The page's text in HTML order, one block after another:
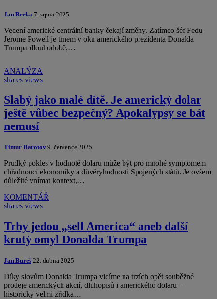
Jan Berka 7. srpna 2025
Vedení americké centrální banky čekají změny. Zatímco šéf Fedu
Jerome Powell je trnem v oku amerického prezidenta Donalda
Trumpa dlouhodobě,…
ANALÝZA
shares views
Slabý jako malé dítě. Je americký dolar
ještě vůbec bezpečný? Apokalypsy se bát
nemusí
Timur Barotov 9. července 2025
Prudký pokles v hodnotě dolaru může být pro mnohé symptomem
chřadnoucí ekonomiky a důvěryhodnosti Spojených států. Je ovšem
důležité vnímat kontext,…
KOMENTÁŘ
shares views
Trhy jedou „sell America“ aneb další
krutý omyl Donalda Trumpa
Jan Bureš 22. dubna 2025
Díky slovům Donalda Trumpa vidíme na trzích opět souběžné
prodeje amerických akcií, dluhopisů i amerického dolaru –
historicky velmi zřídka…